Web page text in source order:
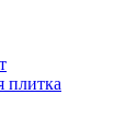
плитка